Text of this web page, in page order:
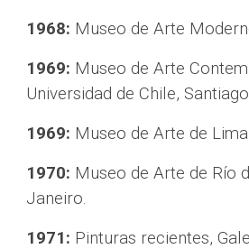
1968: Museo de Arte
1969: Museo de Arte
Universidad de Chile,
1969: Museo de Arte de
1970: Museo de Arte de Río
Janeiro.
1971: Pinturas recientes,